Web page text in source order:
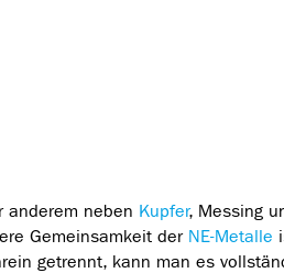
anderem neben Kupfer, Messing
Gemeinsamkeit der NE-Metalle
getrennt, kann man es